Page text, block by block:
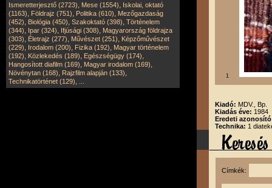
Ismeretterjesztő (2723), Mese (1554), Iskolai, oktató
(1163), Földrajz (751), Politika (610), Mezőgazdaság
(452), Biológia (450), Szakoktató (398), Történelem
(344), Ipar (324), Ifjúsági (308), Magyarország földrajza
(303), Életrajz (277), Művészet (251), Képzőművészet
(229), Irodalom (200), Fizika (192), Magyar történelem
(192), Közlekedés (189), Egészségügy (174),
Hangosított diafilm (169), Magyar irodalom (169),
Növénytan (168), Rajzfilm alapján (133),
Technikatörténet (129),
1
Kiadó: MDV., Bp.
Kiadás éve: 1984
Eredeti
Technika: 1
Címkék: